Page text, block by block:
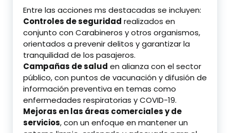
Entre las acciones ms destacadas se incluyen:
Controles de seguridad realizados en
conjunto con Carabineros y otros organismos,
orientados a prevenir delitos y garantizar la
tranquilidad de los pasajeros.
Campañas de salud en alianza con el sector
público, con puntos de vacunación y difusión de
información preventiva en temas como
enfermedades respiratorias y COVID-19.
Mejoras en las áreas comerciales y de
servicios, con un enfoque en mantener un